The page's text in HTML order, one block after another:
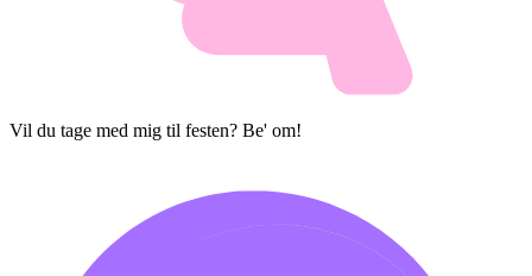
Vil du tage med mig til festen? Be' om!